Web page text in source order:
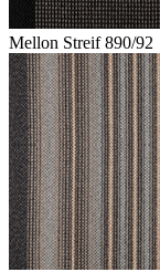
Mellon Streif 890/92